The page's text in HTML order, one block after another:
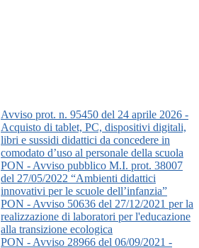
Avviso prot. n. 95450 del 24 aprile 2026 -
Acquisto di tablet, PC, dispositivi digitali,
libri e sussidi didattici da concedere in
comodato d’uso al personale della scuola
PON - Avviso pubblico M.I. prot. 38007
del 27/05/2022 “Ambienti didattici
innovativi per le scuole dell’infanzia”
PON - Avviso 50636 del 27/12/2021 per la
realizzazione di laboratori per l'educazione
alla transizione ecologica
PON - Avviso 28966 del 06/09/2021 -